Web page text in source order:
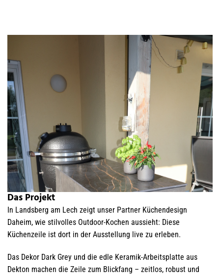
Das Projekt
In Landsberg am Lech zeigt unser Partner Küchendesign
Daheim, wie stilvolles Outdoor-Kochen aussieht: Diese
Küchenzeile ist dort in der Ausstellung live zu erleben.
Das Dekor Dark Grey und die edle Keramik-Arbeitsplatte aus
Dekton machen die Zeile zum Blickfang – zeitlos, robust und